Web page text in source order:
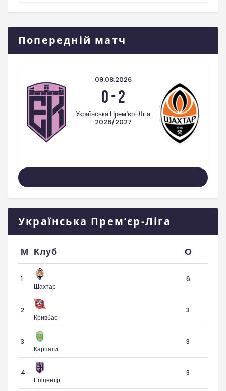
Попередній матч
09.08.2026
0-2
Українська Прем'єр-Ліга
2026/2027
Українська Прем’єр-Ліга
М Клуб О
1
Шахтар
6
2
Кривбас
3
3
Карпати
3
4
Епіцентр
3